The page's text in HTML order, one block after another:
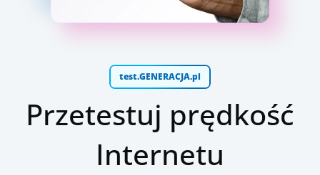
test.GENERACJA.pl
Przetestuj prędkość
Internetu